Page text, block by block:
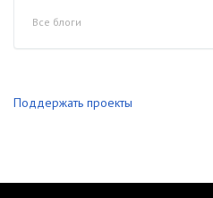
Все блоги
Поддержать проекты